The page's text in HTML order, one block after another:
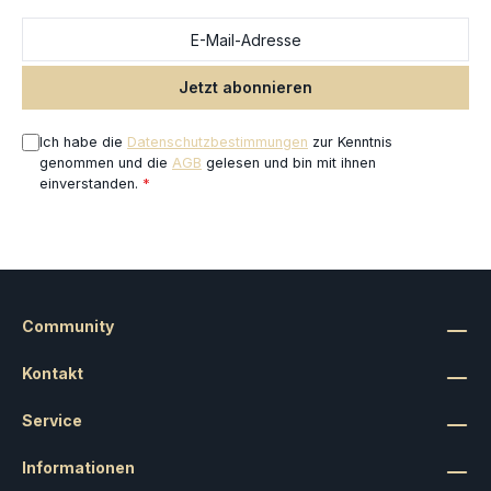
Zielmarker durch plastische Geländestücke und
schaffen so ein noch immersiveres Spielerlebnis.
Hobbyhinweis Die Miniaturen werden unbemalt
Jetzt abonnieren
Ich habe die Datenschutzbestimmungen zur Kenntnis
genommen und die AGB gelesen und bin mit ihnen
einverstanden. *
Kontakt
Service
Informationen
Community